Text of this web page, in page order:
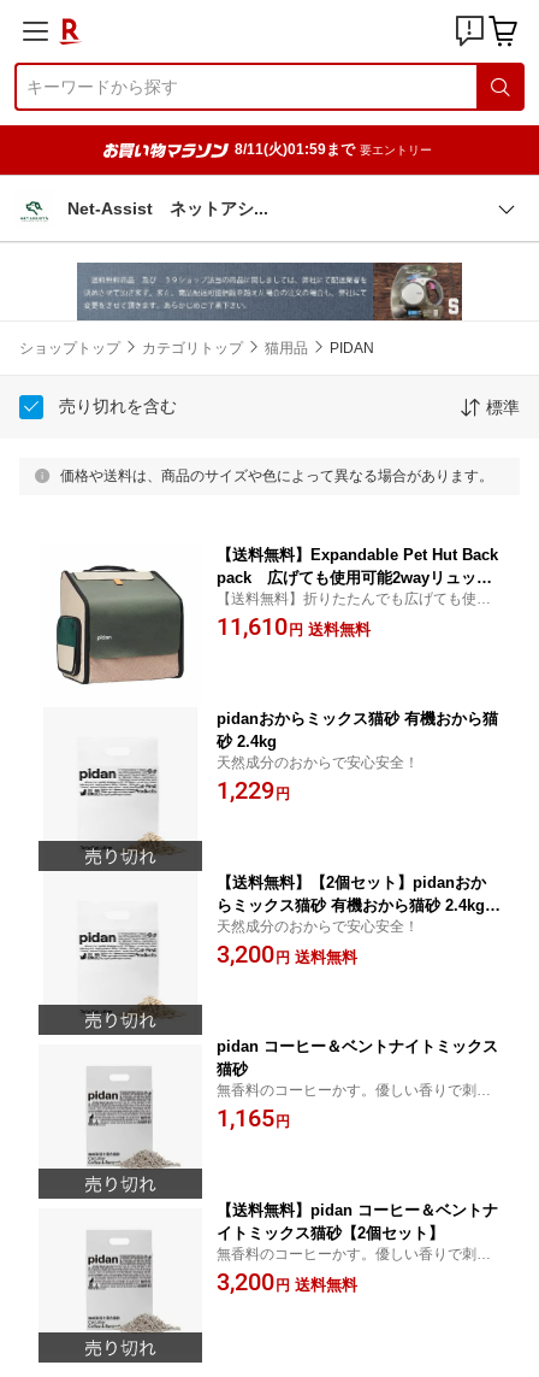
8/11(火)01:59まで 要エントリー
Net-Assist ネットアシ
ショップトップ カテゴリトップ 猫用品 PIDAN
売り切れを含む 標準
価格や送料は、商品のサイズや色によって異なる場合があります。
【送料無料】Expandable Pet Hut Back
pack 広げても使用可能2wayリュッ
ク ピダン pidan 猫 犬 ペット用 折り
たたみ ハウス型 トラベル リュック 2W
【送料無料】折りたたんでも広げても使用
可能2wayリュック
11,610円 送料無料
pidanおからミックス猫砂 有機おから猫
砂 2.4kg
天然成分のおからで安心安全！
1,229円
【送料無料】【2個セット】pidanおか
らミックス猫砂 有機おから猫砂 2.4kg×
2個
天然成分のおからで安心安全！
3,200円 送料無料
pidan コーヒー＆ベントナイトミックス
猫砂
無香料のコーヒーかす。優しい香りで刺激
なし。
1,165円
【送料無料】pidan コーヒー＆ベントナ
イトミックス猫砂【2個セット】
無香料のコーヒーかす。優しい香りで刺激
なし。
3,200円 送料無料